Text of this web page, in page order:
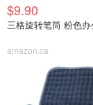
$9.90
三格旋转笔筒 粉色
amazon.ca